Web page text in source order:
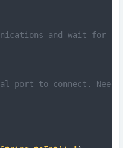
and wait for
to connect.